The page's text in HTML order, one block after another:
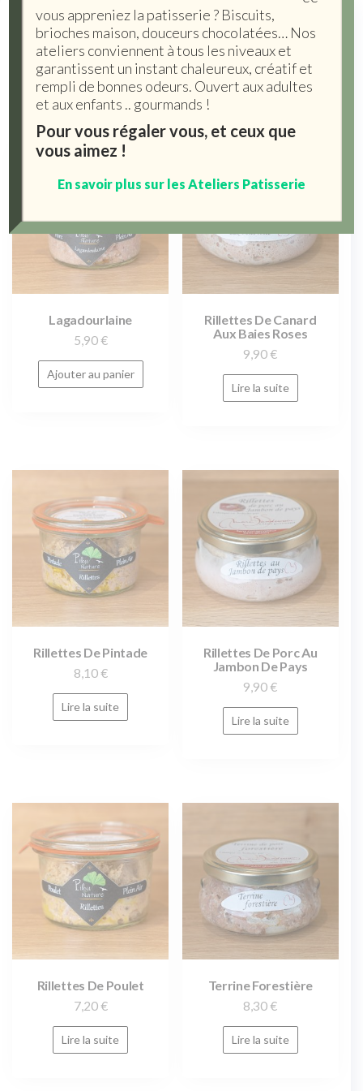
Pâtés
6 résultats affichés
Lagadourlaine
5,90 €
Ajouter au panier
Rillettes De Canard
Aux Baies Roses
9,90 €
Lire la suite
Rillettes De Pintade
8,10 €
Lire la suite
Rillettes De Porc Au
Jambon De Pays
9,90 €
Lire la suite
Rillettes De Poulet
7,20 €
Lire la suite
Terrine Forestière
8,30 €
Lire la suite
vous appreniez la patisserie ? Biscuits,
brioches maison, douceurs chocolatées… Nos
ateliers conviennent à tous les niveaux et
garantissent un instant chaleureux, créatif et
rempli de bonnes odeurs. Ouvert aux adultes
et aux enfants .. gourmands !
Pour vous régaler vous, et ceux que
vous aimez !
En savoir plus sur les Ateliers Patisserie